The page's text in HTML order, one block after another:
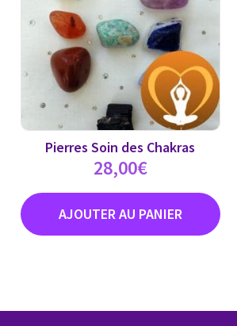
Pierres Soin des Chakras
28,00€